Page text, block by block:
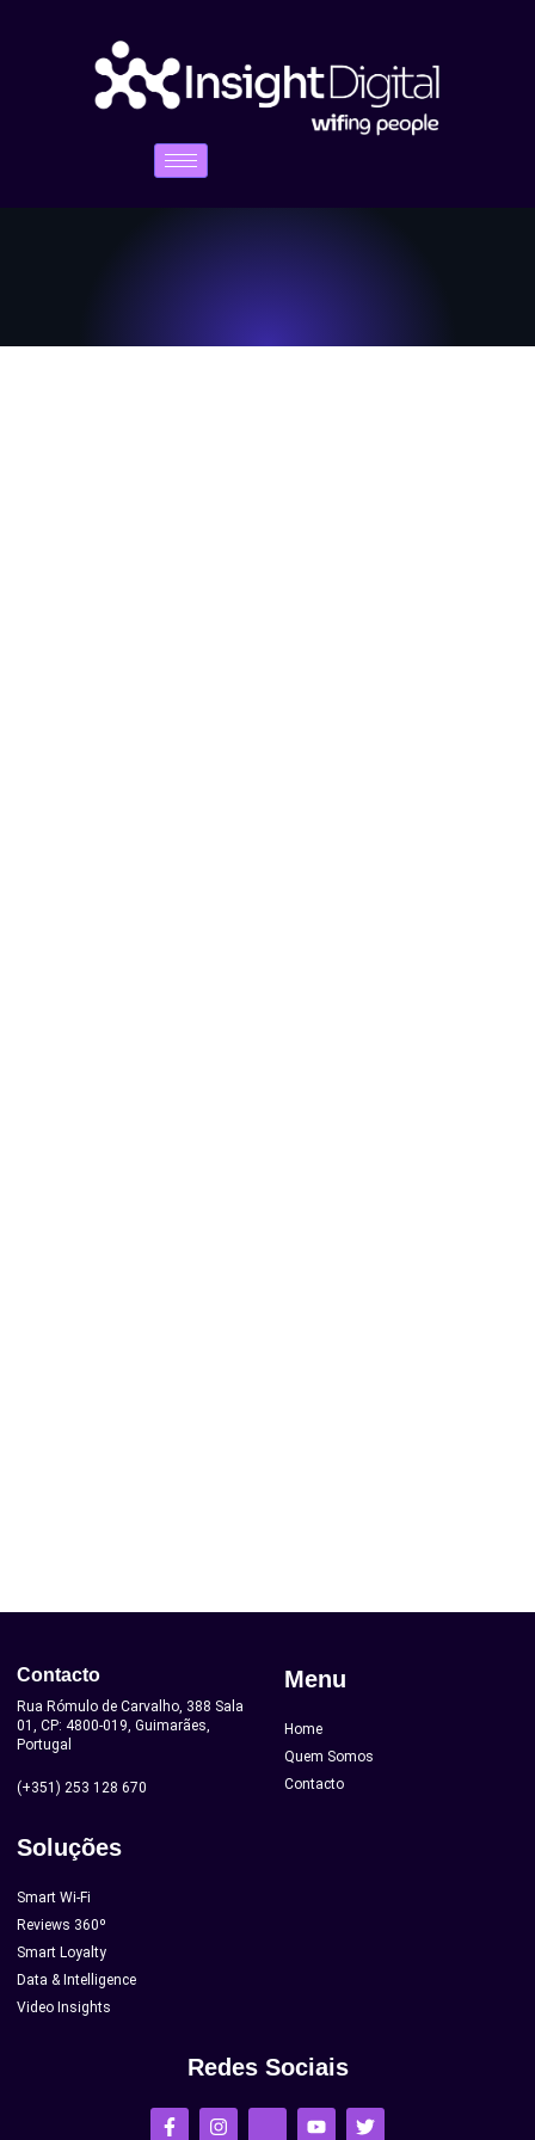
Contacto
Rua Rómulo de Carvalho, 388 Sala
01, CP: 4800-019, Guimarães,
Portugal
(+351) 253 128 670
Menu
Home
Quem Somos
Contacto
Soluções
Smart Wi-Fi
Reviews 360º
Smart Loyalty
Data & Intelligence
Video Insights
Redes Sociais